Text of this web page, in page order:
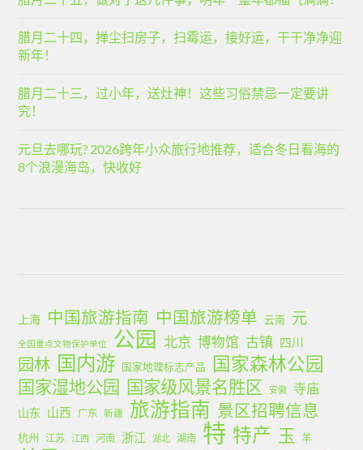
腊月二十四，掸尘扫房子，扫霉运，接好运，干干净净迎
新年！
腊月二十三，过小年，送灶神！这些习俗禁忌一定要讲
究！
元旦去哪玩? 2026跨年小众旅行地推荐，适合冬日看海的
8个浪漫海岛，快收好
上海 中国旅游指南 中国旅游榜单 云南 元
全国重点文物保护单位 公园 北京 博物馆 古镇 四川
园林 国内游 国家地理标志产品 国家森林公园
国家湿地公园 国家级风景名胜区 安徽 寺庙
山东 山西 广东 新疆 旅游指南 景区招聘信息
杭州 江苏 江西 河南 浙江 湖北 湖南 特 特产 玉 羊